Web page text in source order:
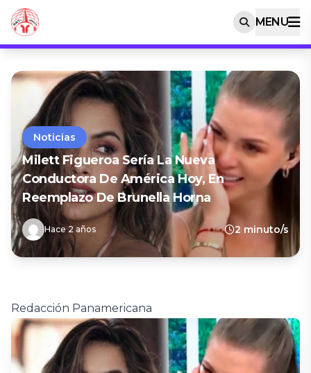
MENU
Noticias
Milett Figueroa Sería La Nueva
Conductora De América Hoy, En
Reemplazo De Brunella Horna
Hace 2 años 2 minuto/s
Redacción Panamericana